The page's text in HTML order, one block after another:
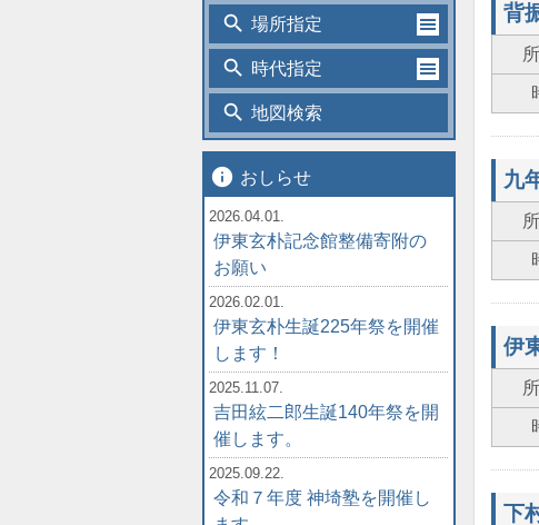
背
九
伊
下
search 場所指定
search 時代指定
search 地図検索
info おしらせ
2026.04.01.
伊東玄朴記念館整備寄附の
お願い
2026.02.01.
伊東玄朴生誕225年祭を開催
します！
2025.11.07.
吉田絃二郎生誕140年祭を開
催します。
2025.09.22.
令和７年度 神埼塾を開催し